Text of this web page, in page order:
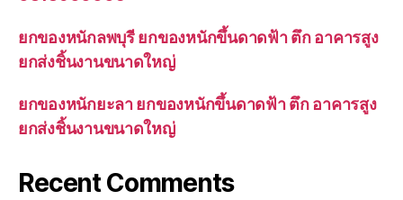
ยกของหนักลพบุรี ยกของหนักขึ้นดาดฟ้า ตึก อาคารสูง
ยกส่งชิ้นงานขนาดใหญ่
ยกของหนักยะลา ยกของหนักขึ้นดาดฟ้า ตึก อาคารสูง
ยกส่งชิ้นงานขนาดใหญ่
Recent Comments